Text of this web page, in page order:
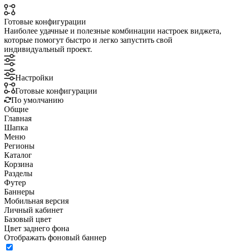
Готовые конфигурации
Наиболее удачные и полезные комбинации настроек виджета,
которые помогут быстро и легко запустить свой
индивидуальный проект.
Настройки
Готовые конфигурации
По умолчанию
Общие
Главная
Шапка
Меню
Регионы
Каталог
Корзина
Разделы
Футер
Баннеры
Мобильная версия
Личный кабинет
Базовый цвет
Цвет заднего фона
Отображать фоновый баннер